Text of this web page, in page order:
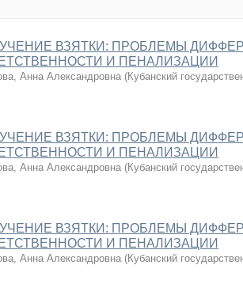
ВЗЯТКИ: ПРОБЛЕМЫ
И ПЕНАЛИЗАЦИИ
Анна Александровна (Кубанский
ВЗЯТКИ: ПРОБЛЕМЫ
И ПЕНАЛИЗАЦИИ
Анна Александровна (Кубанский
ВЗЯТКИ: ПРОБЛЕМЫ
И ПЕНАЛИЗАЦИИ
Анна Александровна (Кубанский